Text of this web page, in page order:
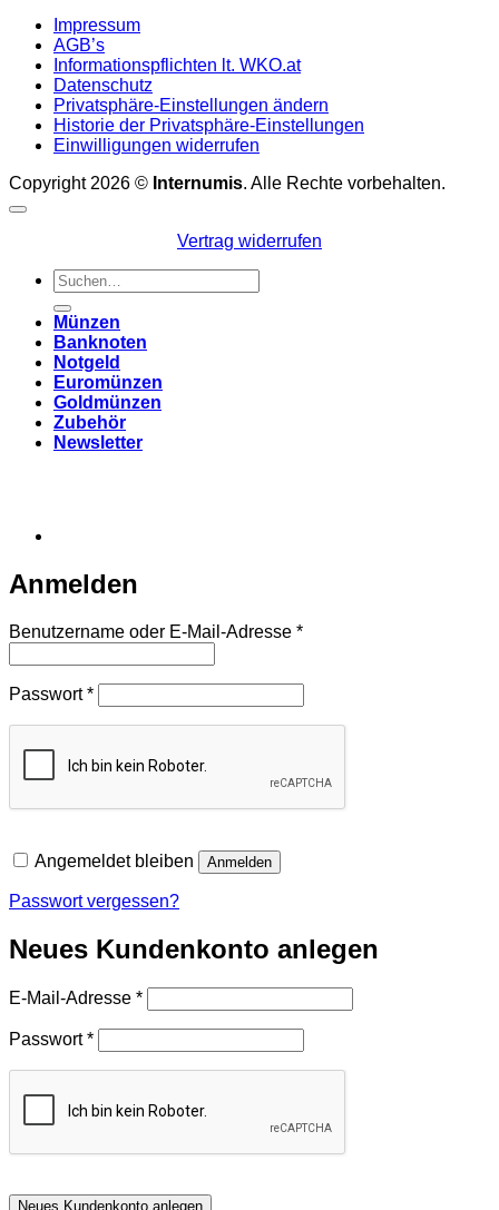
Impressum
AGB’s
Informationspflichten lt. WKO.at
Datenschutz
Privatsphäre-Einstellungen ändern
Historie der Privatsphäre-Einstellungen
Einwilligungen widerrufen
Copyright 2026 © Internumis. Alle Rechte vorbehalten.
Vertrag widerrufen
Suchen
nach:
Münzen
Banknoten
Notgeld
Euromünzen
Goldmünzen
Zubehör
Newsletter
Anmelden
Benutzername oder E-Mail-Adresse *Erforderlich
Passwort*Erforderlich
Angemeldet bleiben Anmelden
Passwort vergessen?
Neues Kundenkonto anlegen
E-Mail-Adresse *Erforderlich
Passwort*Erforderlich
Neues Kundenkonto anlegen